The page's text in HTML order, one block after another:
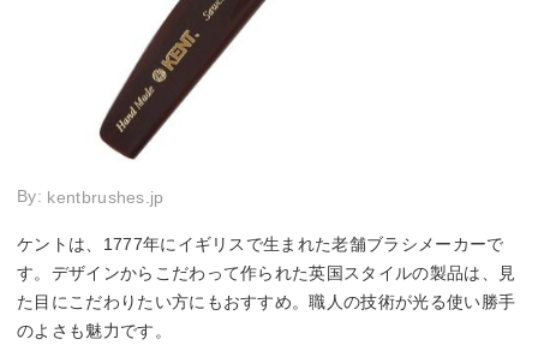
By: kentbrushes.jp
ケントは、1777年にイギリスで生まれた老舗ブラシメーカーで
す。デザインからこだわって作られた英国スタイルの製品は、見
た目にこだわりたい方にもおすすめ。職人の技術が光る使い勝手
のよさも魅力です。